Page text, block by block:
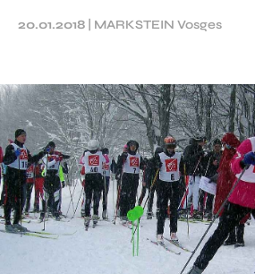
20.01.2018 MARKSTEIN Vosges